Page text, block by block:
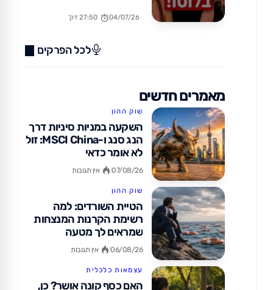
04/07/26 27:50 דק'
לכל הפרקים
מאמרים חדשים
שוק ההון
השקעה במניות סיניות דרך
הנג סנג ו-MSCI China: זול
לא אומר כדאי
07/08/26 אין תגובות
שוק ההון
הטיית השורדים: למה
רשימת הקרנות המנצחות
שמראים לך מטעה
06/08/26 אין תגובות
עצמאות כלכלית
האם כסף קונה אושר? כן,